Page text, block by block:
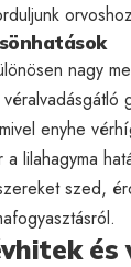
nagy
enyhe
lilahagyma
szed,
és